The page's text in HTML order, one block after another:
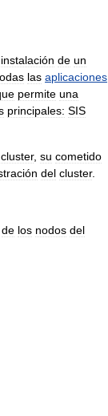
instalación de un
las aplicaciones
permite una
principales: SIS
cluster, su cometido
del cluster.
de los nodos del